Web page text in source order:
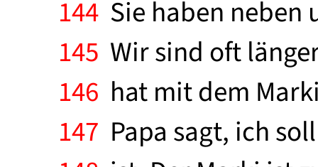
144 Sie haben neben
145 Wir sind oft
146 hat mit dem
147 Papa sagt, ich